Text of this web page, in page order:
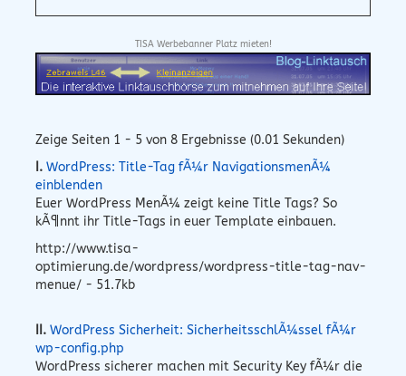
TISA Werbebanner Platz mieten!
Zeige Seiten 1 - 5 von 8 Ergebnisse (0.01 Sekunden)
I. WordPress: Title-Tag fÃ¼r NavigationsmenÃ¼
einblenden
Euer WordPress MenÃ¼ zeigt keine Title Tags? So
kÃ¶nnt ihr Title-Tags in euer Template einbauen.
http://www.tisa-
optimierung.de/wordpress/wordpress-title-tag-nav-
menue/ - 51.7kb
II. WordPress Sicherheit: SicherheitsschlÃ¼ssel fÃ¼r
wp-config.php
WordPress sicherer machen mit Security Key fÃ¼r die